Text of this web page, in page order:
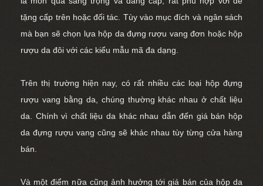
tặng cấp trên hoặc đối tác. Tùy vào mục đích và ngân sách
mà bạn sẽ chọn lựa hộp da đựng rượu vang đơn hoặc hộp
rượu da đôi với các kiểu mẫu mã đa dạng.
Trên thị trường hiện nay, có rất nhiều các loại hộp đựng
rượu vang bằng da, chúng thường khác nhau ở chất liệu
da. Chính vì chất liệu da khác nhau dẫn đến giá bán hộp
da đựng rượu vang cũng sẽ khác nhau tùy từng cửa hàng
bán.
Và một điểm nữa cũng ảnh hưởng tới giá bán của hộp da